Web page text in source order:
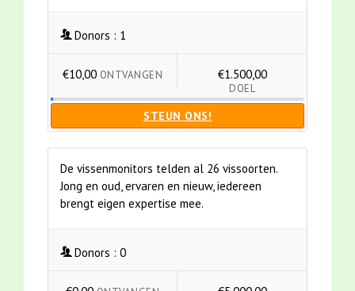
Donors : 1
€10,00 ONTVANGEN €1.500,00
DOEL
STEUN ONS!
De vissenmonitors telden al 26 vissoorten.
Jong en oud, ervaren en nieuw, iedereen
brengt eigen expertise mee.
Donors : 0